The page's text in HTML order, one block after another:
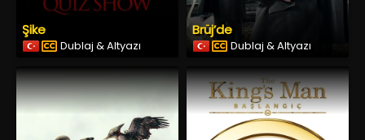
Şike
Dublaj & Altyazı
Brüj’de
Dublaj & Altyazı